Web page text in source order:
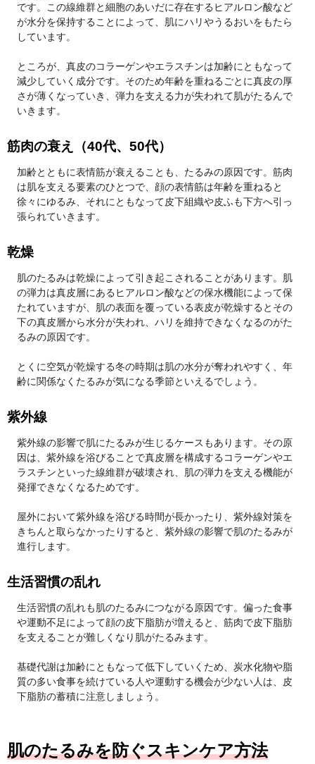
です。この線維群と細胞のあいだに存在するヒアルロン酸など
が水分を保持することによって、肌にハリやうるおいをもたら
しています。
ところが、真皮のコラーゲンやエラスチンは加齢にともなって
減少していく成分です。そのため年齢を重ねるごとに真皮の厚
さが薄くなっていき、弾力を支える力が失われて肌がたるんで
いきます。
筋肉の衰え（40代、50代）
加齢とともに表情筋が衰えることも、たるみの原因です。筋肉
は肌を支える要素のひとつで、顔の表情筋は年齢を重ねると
徐々にゆるみ、それにともなって皮下組織や皮ふも下方へ引っ
張られていきます。
乾燥
肌のたるみは乾燥によって引き起こされることがあります。肌
の弾力は真皮層にあるヒアルロン酸などの保水機能によって保
たれていますが、肌の表面を覆っている表皮が乾燥するとその
下の真皮層から水分が失われ、ハリを維持できなくなるのがた
るみの原因です。
とくに空気が乾燥する冬の時期は肌の水分が奪われやすく、年
齢に関係なくたるみが気になる季節といえるでしょう。
紫外線
紫外線の影響で肌にたるみが生じるケースもあります。その原
因は、紫外線を浴びることで真皮層を構成するコラーゲンやエ
ラスチンといった線維群が破壊され、肌の弾力を支える機能が
発揮できなくなるためです。
屋外において紫外線を浴びる時間が長かったり、紫外線対策を
きちんと取らなかったりすると、紫外線の影響で肌のたるみが
進行します。
生活習慣の乱れ
生活習慣の乱れも肌のたるみにつながる原因です。偏った食事
や運動不足によって顔の皮下脂肪が増えると、筋肉で皮下脂肪
を支えることが難しくなり肌がたるみます。
基礎代謝は加齢にともなって低下していくため、炭水化物や脂
質の多い食事を続けている人や運動する機会が少ない人は、皮
下脂肪の蓄積に注意しましょう。
肌のたるみを防ぐスキンケア方法